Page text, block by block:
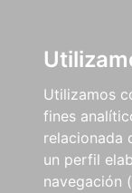
Utilizamos
fines
relacionada
un perfil
navegación